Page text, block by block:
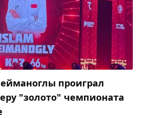
проиграл
"золото" чемпионата